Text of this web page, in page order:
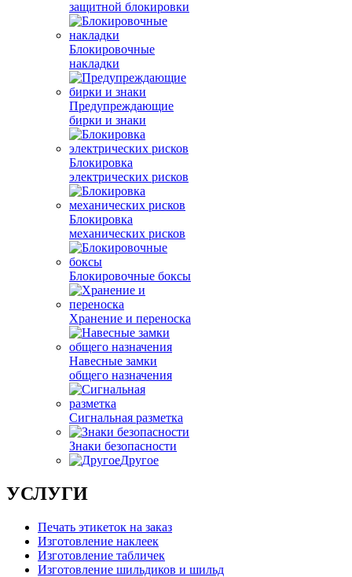
защитной блокировки
Блокировочные
накладки
Предупреждающие
бирки и знаки
Блокировка
электрических рисков
Блокировка
механических рисков
Блокировочные боксы
Хранение и переноска
Навесные замки
общего назначения
Сигнальная разметка
Знаки безопасности
Другое
УСЛУГИ
Печать этикеток на заказ
Изготовление наклеек
Изготовление табличек
Изготовление шильдиков и шильд